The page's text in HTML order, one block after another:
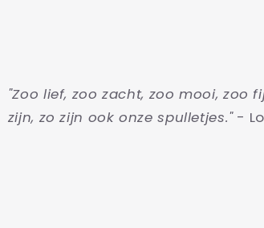
"Zoo lief, zoo zacht, zoo mooi, zoo
zijn, zo zijn ook onze spulletjes."-